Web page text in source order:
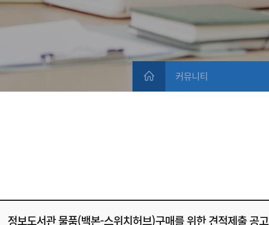
커뮤니티
정보도서관 물품(백본-스위치허브)구매를 위한 견적제출 공고